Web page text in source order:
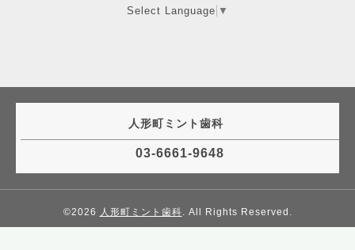
Select Language ▼
人形町ミント歯科
03-6661-9648
©2026 人形町ミント歯科 . All Rights Reserved.